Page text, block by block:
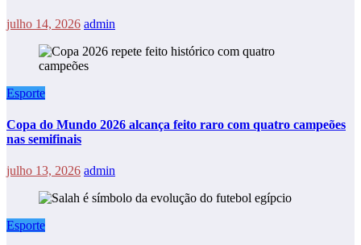
julho 14, 2026 admin
Esporte
Copa do Mundo 2026 alcança feito raro com quatro campeões
nas semifinais
julho 13, 2026 admin
Esporte